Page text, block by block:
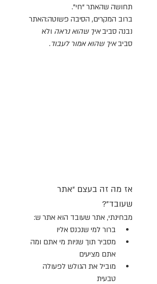
תחושה שהאתר “חי”.
ברוב המקרים, הסיבה פשוטה:האתר
נבנה סביב איך שהוא נראה ולא
סביב איך שהוא אמור לעבוד.
אז מה זה בעצם “אתר
שעובד”?
מבחינתי, אתר שעובד הוא אתר ש:
ברור למי שנכנס אליו
מסביר תוך שניות מי אתם ומה
אתם מציעים
מוביל את הגולש לפעולה
טבעית